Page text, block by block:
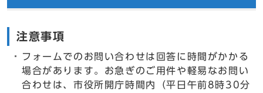
注意事項
フォームでのお問い合わせは回答に時間がかかる
場合があります。お急ぎのご用件や軽易なお問い
合わせは、市役所開庁時間内（平日午前8時30分